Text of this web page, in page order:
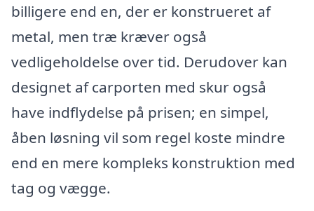
billigere end en, der er konstrueret af
metal, men træ kræver også
vedligeholdelse over tid. Derudover kan
designet af carporten med skur også
have indflydelse på prisen; en simpel,
åben løsning vil som regel koste mindre
end en mere kompleks konstruktion med
tag og vægge.